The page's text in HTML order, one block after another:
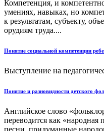
Компетенция, и
умениях, навыках, но
к результатам, субъекту,
орудиям труда....
Понятие социальной компетенции
Выступление на
Понятие и разновидности детского
Английское слово
переводится как «народная
песни, придуманные